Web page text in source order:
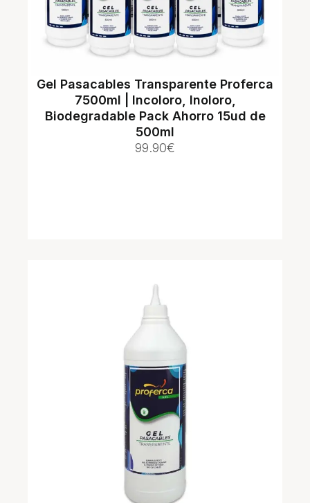
Gel Pasacables Transparente Proferca
7500ml | Incoloro, Inoloro,
Biodegradable Pack Ahorro 15ud de
500ml
99.90€